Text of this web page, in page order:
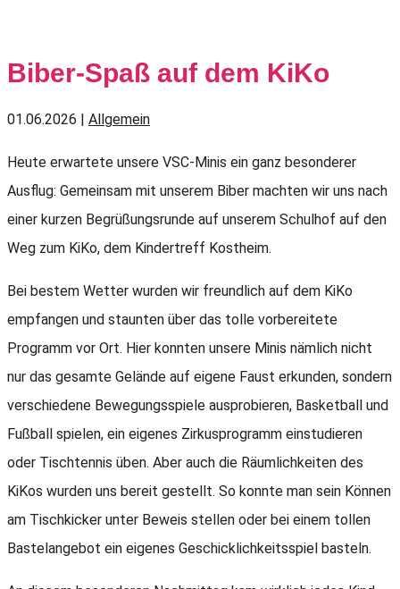
Biber-Spaß auf dem KiKo
01.06.2026 | Allgemein
Heute erwartete unsere VSC-Minis ein ganz besonderer
Ausflug: Gemeinsam mit unserem Biber machten wir uns nach
einer kurzen Begrüßungsrunde auf unserem Schulhof auf den
Weg zum KiKo, dem Kindertreff Kostheim.
Bei bestem Wetter wurden wir freundlich auf dem KiKo
empfangen und staunten über das tolle vorbereitete
Programm vor Ort. Hier konnten unsere Minis nämlich nicht
nur das gesamte Gelände auf eigene Faust erkunden, sondern
verschiedene Bewegungsspiele ausprobieren, Basketball und
Fußball spielen, ein eigenes Zirkusprogramm einstudieren
oder Tischtennis üben. Aber auch die Räumlichkeiten des
KiKos wurden uns bereit gestellt. So konnte man sein Können
am Tischkicker unter Beweis stellen oder bei einem tollen
Bastelangebot ein eigenes Geschicklichkeitsspiel basteln.